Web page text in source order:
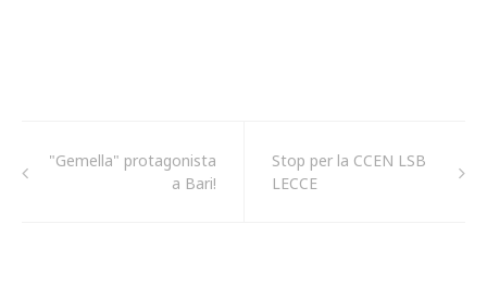
"Gemella" protagonista
a Bari!
Stop per la CCEN LSB
LECCE​